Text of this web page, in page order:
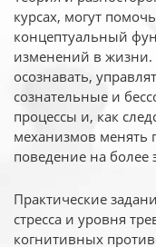
курсах, могут
концептуальный
изменений в жизни.
осознавать,
сознательные и
процессы и, как
механизмов менять
поведение на более
Практические
стресса и уровня
когнитивных